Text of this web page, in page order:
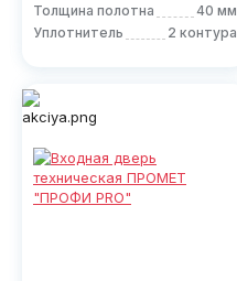
Толщина полотна
40 мм
Уплотнитель
2 контура